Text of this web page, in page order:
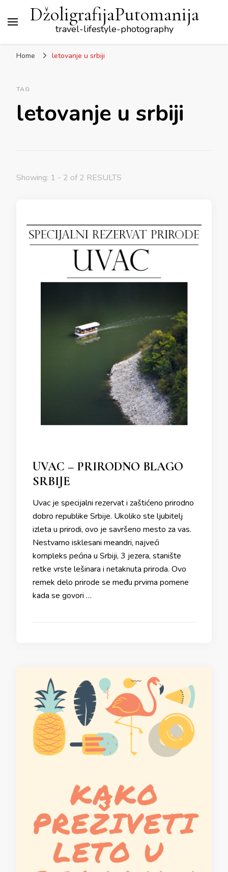
DžoligrafijaPutomanija
travel-lifestyle-photography
Home letovanje u srbiji
TAG
letovanje u srbiji
Showing: 1 - 2 of 2 RESULTS
UVAC – PRIRODNO BLAGO
SRBIJE
Uvac je specijalni rezervat i zaštićeno prirodno
dobro republike Srbije. Ukoliko ste ljubitelj
izleta u prirodi, ovo je savršeno mesto za vas.
Nestvarno isklesani meandri, najveći
kompleks pećina u Srbiji, 3 jezera, stanište
retke vrste lešinara i netaknuta priroda. Ovo
remek delo prirode se među prvima pomene
kada se govori …